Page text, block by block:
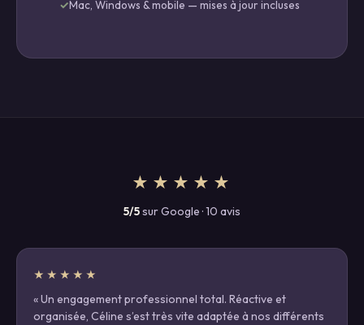
Mac, Windows & mobile — mises à jour incluses
★★★★★
5/5sur Google · 10 avis
★★★★★
« Un engagement professionnel total. Réactive et
organisée, Céline s’est très vite adaptée à nos différents